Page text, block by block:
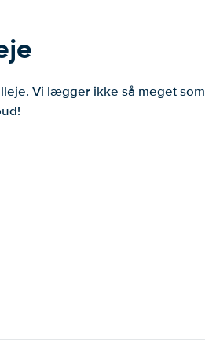
Vi lægger ikke så meget som